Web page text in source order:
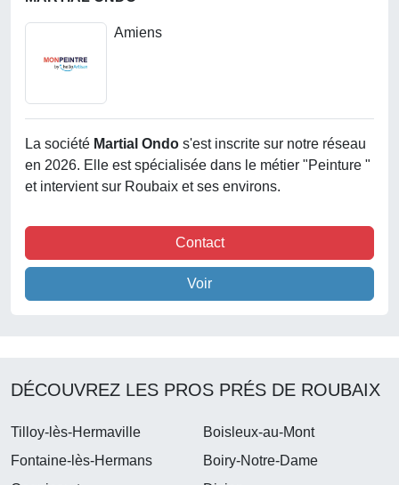
Amiens
La société Martial Ondo s'est inscrite sur notre réseau
en 2026. Elle est spécialisée dans le métier "Peinture "
et intervient sur Roubaix et ses environs.
Contact
Voir
DÉCOUVREZ LES PROS PRÉS DE ROUBAIX
Tilloy-lès-Hermaville
Boisleux-au-Mont
Fontaine-lès-Hermans
Boiry-Notre-Dame